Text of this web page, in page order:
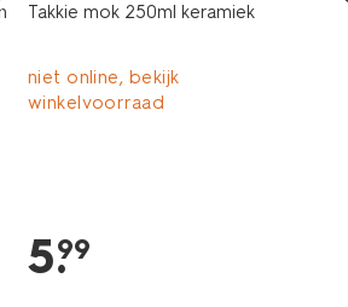
Takkie mok 250ml keramiek
niet online, bekijk
winkelvoorraad
5.
99